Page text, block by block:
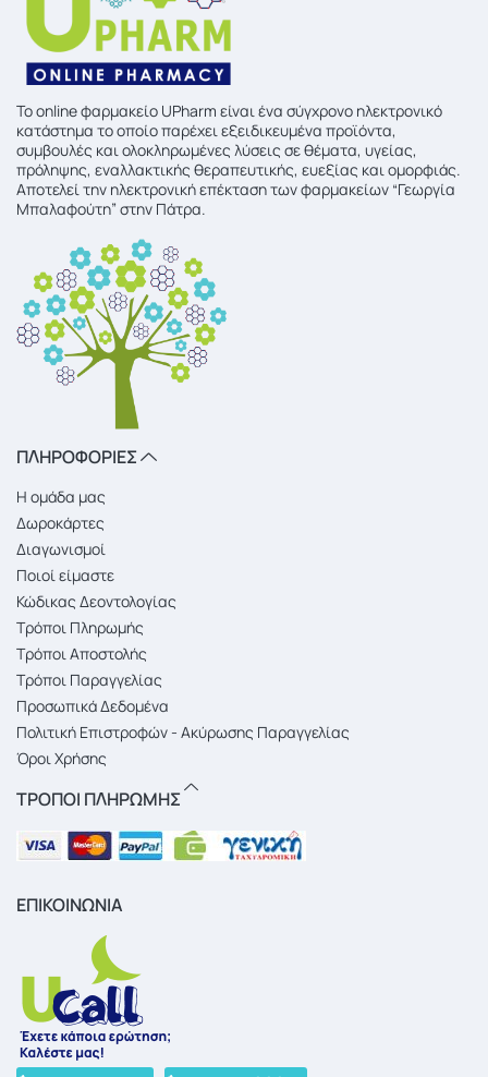
To online φαρμακείο UPharm είναι ένα σύγχρονο ηλεκτρονικό
κατάστημα το οποίο παρέχει εξειδικευμένα προϊόντα,
συμβουλές και ολοκληρωμένες λύσεις σε θέματα, υγείας,
πρόληψης, εναλλακτικής θεραπευτικής, ευεξίας και ομορφιάς.
Αποτελεί την ηλεκτρονική επέκταση των φαρμακείων “Γεωργία
Μπαλαφούτη” στην Πάτρα.
ΠΛΗΡΟΦΟΡΙΕΣ
Η ομάδα μας
Δωροκάρτες
Διαγωνισμοί
Ποιοί είμαστε
Κώδικας Δεοντολογίας
Τρόποι Πληρωμής
Τρόποι Αποστολής
Τρόποι Παραγγελίας
Προσωπικά Δεδομένα
Πολιτική Επιστροφών - Ακύρωσης Παραγγελίας
Όροι Χρήσης
ΤΡΟΠΟΙ ΠΛΗΡΩΜΗΣ
ΕΠΙΚΟΙΝΩΝΙΑ